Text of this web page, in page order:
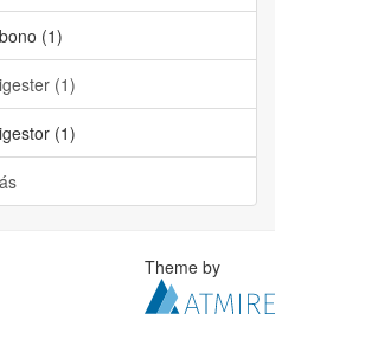
(1)
(1)
(1)
Theme by